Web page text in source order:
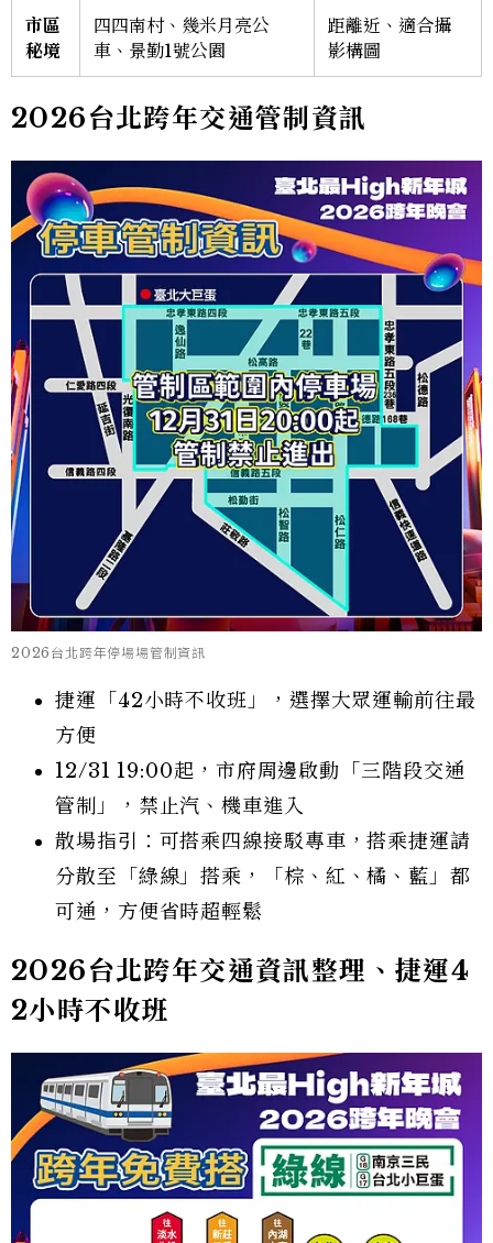
市區
秘境
四四南村、幾米月亮公
車、景勤1號公園
距離近、適合攝
影構圖
2026台北跨年交通管制資訊
2026台北跨年停場場管制資訊
捷運「42小時不收班」，選擇大眾運輸前往最
方便
12/31 19:00起，市府周邊啟動「三階段交通
管制」，禁止汽、機車進入
散場指引：可搭乘四線接駁專車，搭乘捷運請
分散至「綠線」搭乘，「棕、紅、橘、藍」都
可通，方便省時超輕鬆
2026台北跨年交通資訊整理、捷運4
2小時不收班